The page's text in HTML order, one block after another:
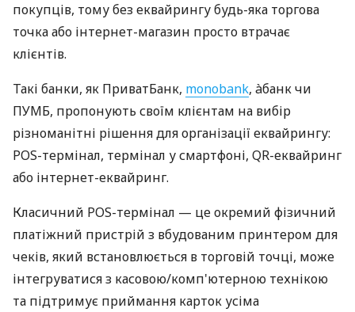
покупців, тому без еквайрингу будь-яка торгова
точка або інтернет-магазин просто втрачає
клієнтів.
Такі банки, як ПриватБанк, monobank, àбанк чи
ПУМБ, пропонують своїм клієнтам на вибір
різноманітні рішення для організації еквайрингу:
POS-термінал, термінал у смартфоні, QR-еквайринг
або інтернет-еквайринг.
Класичний POS-термінал — це окремий фізичний
платіжний пристрій з вбудованим принтером для
чеків, який встановлюється в торговій точці, може
інтегруватися з касовою/комп'ютерною технікою
та підтримує приймання карток усіма